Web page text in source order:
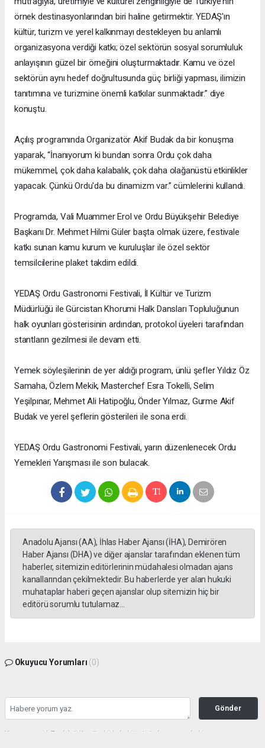
örnek destinasyonlarından biri haline getirmektir. YEDAŞ'ın
kültür, turizm ve yerel kalkınmayı destekleyen bu anlamlı
organizasyona verdiği katkı; özel sektörün sosyal sorumluluk
anlayışının güzel bir örneğini oluşturmaktadır. Kamu ve özel
sektörün aynı hedef doğrultusunda güç birliği yapması, ilimizin
tanıtımına ve turizmine önemli katkılar sunmaktadır.” diye
konuştu.
Açılış programında Organizatör Akif Budak da bir konuşma
yaparak, “İnanıyorum ki bundan sonra Ordu çok daha
mükemmel, çok daha kalabalık, çok daha olağanüstü etkinlikler
yapacak. Çünkü Ordu'da bu dinamizm var.” cümlelerini kullandı.
Programda, Vali Muammer Erol ve Ordu Büyükşehir Belediye
Başkanı Dr. Mehmet Hilmi Güler başta olmak üzere, festivale
katkı sunan kamu kurum ve kuruluşlar ile özel sektör
temsilcilerine plaket takdim edildi.
YEDAŞ Ordu Gastronomi Festivali, İl Kültür ve Turizm
Müdürlüğü ile Gürcistan Khorumi Halk Dansları Topluluğunun
halk oyunları gösterisinin ardından, protokol üyeleri tarafından
stantların gezilmesi ile devam etti.
Yemek söyleşilerinin de yer aldığı program, ünlü şefler Yıldız Öz
Samaha, Özlem Mekik, Masterchef Esra Tokelli, Selim
Yeşilpınar, Mehmet Ali Hatipoğlu, Önder Yılmaz, Gurme Akif
Budak ve yerel şeflerin gösterileri ile sona erdi.
YEDAŞ Ordu Gastronomi Festivali, yarın düzenlenecek Ordu
Yemekleri Yarışması ile son bulacak.
Anadolu Ajansı (AA), İhlas Haber Ajansı (İHA), Demirören
Haber Ajansı (DHA) ve diğer ajanslar tarafından eklenen tüm
haberler, sitemizin editörlerinin müdahalesi olmadan ajans
kanallarından çekilmektedir. Bu haberlerde yer alan hukuki
muhataplar haberi geçen ajanslar olup sitemizin hiç bir
editörü sorumlu tutulamaz...
Okuyucu Yorumları (0)
Gönder
Yorum yazarak Topluluk Kuralları’nı kabul etmiş bulunuyor ve haberunye.com